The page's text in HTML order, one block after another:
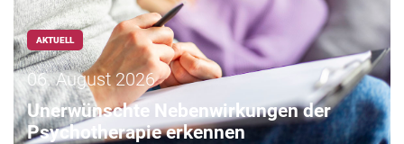
AKTUELL
06. August 2026
Unerwünschte Nebenwirkungen der
Psychotherapie erkennen